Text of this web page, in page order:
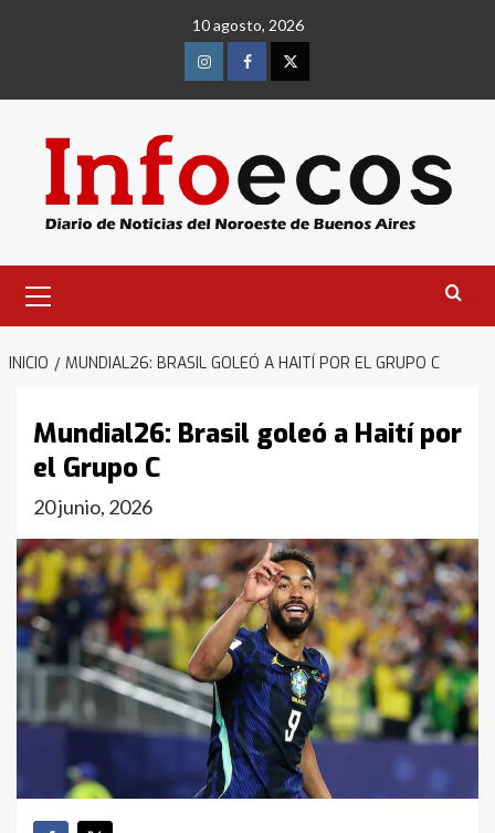
10 agosto, 2026
InstagramFacebookTwitter
primario
INICIO MUNDIAL26: BRASIL GOLEÓ A HAITÍ POR EL GRUPO C
Mundial26: Brasil goleó a Haití por
el Grupo C
20 junio, 2026